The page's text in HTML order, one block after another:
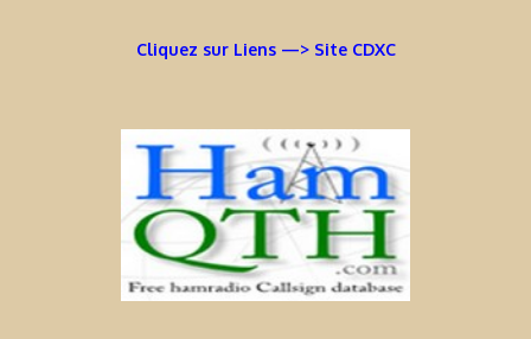
Cliquez sur Liens —> Site CDXC